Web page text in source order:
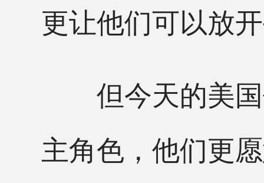
更让他们可以放
但今天的美国
主角色，他们更